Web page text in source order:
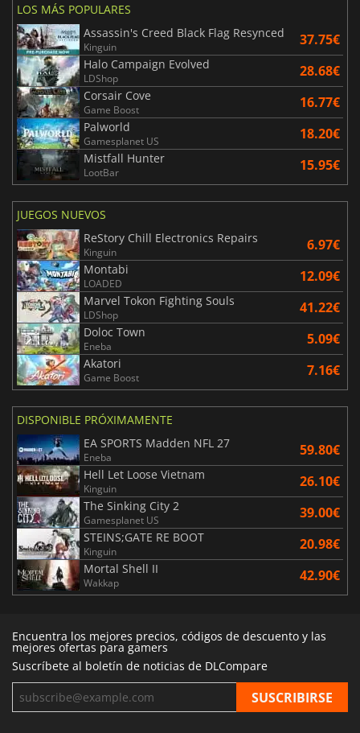
LOS MÁS POPULARES
Assassin's Creed Black Flag Resynced
Kinguin 37.75€
Halo Campaign Evolved
LDShop 28.68€
Corsair Cove
Game Boost 16.77€
Palworld
Gamesplanet US 18.20€
Mistfall Hunter
LootBar 15.95€
JUEGOS NUEVOS
ReStory Chill Electronics Repairs
Kinguin 6.97€
Montabi
LOADED 12.09€
Marvel Tokon Fighting Souls
LDShop 41.22€
Doloc Town
Eneba 5.09€
Akatori
Game Boost 7.16€
DISPONIBLE PRÓXIMAMENTE
EA SPORTS Madden NFL 27
Eneba 59.80€
Hell Let Loose Vietnam
Kinguin 26.10€
The Sinking City 2
Gamesplanet US 39.00€
STEINS;GATE RE BOOT
Kinguin 20.98€
Mortal Shell II
Wakkap 42.90€
Encuentra los mejores precios, códigos de descuento y las
mejores ofertas para gamers
Suscríbete al boletín de noticias de DLCompare